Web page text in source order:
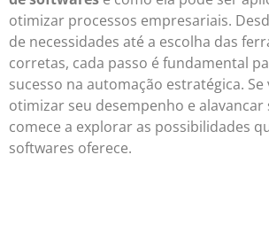
otimizar processos empresariais.
de necessidades até a escolha das
corretas, cada passo é fundamental
sucesso na automação estratégica. Se
otimizar seu desempenho e alavancar
comece a explorar as possibilidades
softwares oferece.